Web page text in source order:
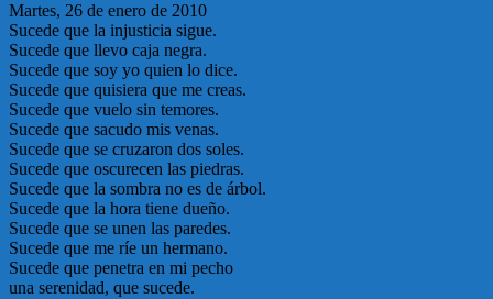
Martes, 26 de enero de 2010
Sucede que la injusticia sigue.
Sucede que llevo caja negra.
Sucede que soy yo quien lo dice.
Sucede que quisiera que me creas.
Sucede que vuelo sin temores.
Sucede que sacudo mis venas.
Sucede que se cruzaron dos soles.
Sucede que oscurecen las piedras.
Sucede que la sombra no es de árbol.
Sucede que la hora tiene dueño.
Sucede que se unen las paredes.
Sucede que me ríe un hermano.
Sucede que penetra en mi pecho
una serenidad, que sucede.